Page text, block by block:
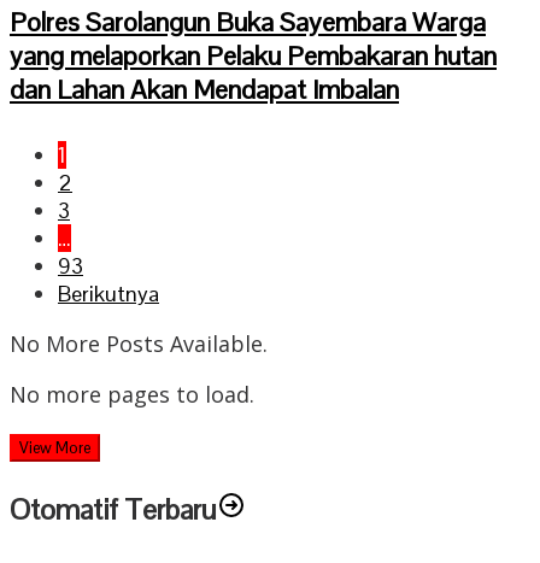
Polres Sarolangun Buka Sayembara Warga
yang melaporkan Pelaku Pembakaran hutan
dan Lahan Akan Mendapat Imbalan
1
2
3
…
93
Berikutnya
No More Posts Available.
No more pages to load.
View More
Otomatif Terbaru